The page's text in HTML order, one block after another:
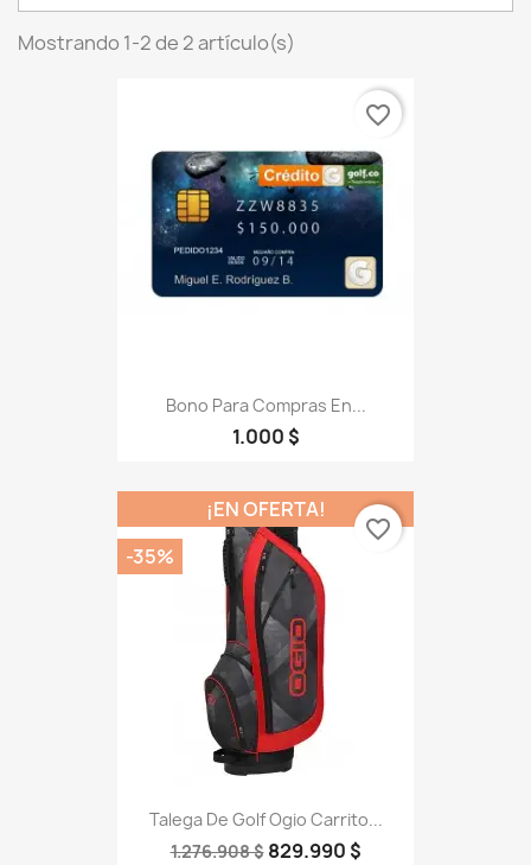
Mostrando 1-2 de 2 artículo(s)
Bono Para Compras En...
1.000 $
favorite_border
Talega De Golf Ogio Carrito...
1.276.908 $ 829.990 $
¡EN OFERTA!
-35%
favorite_border